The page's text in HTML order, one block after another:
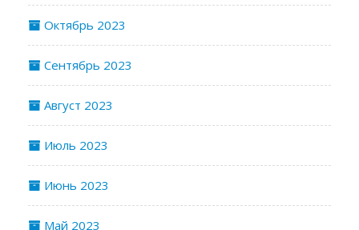
Октябрь 2023
Сентябрь 2023
Август 2023
Июль 2023
Июнь 2023
Май 2023